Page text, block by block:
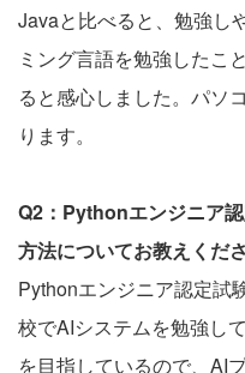
Javaと比べると、勉強し
ミング言語を勉強したこ
ると感心しました。パソ
ります。
Q2：Pythonエンジニア
方法についてお教えくださ
Pythonエンジニア認定試
校でAIシステムを勉強し
を目指しているので、AI